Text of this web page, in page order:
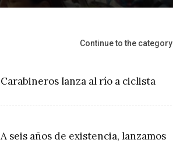
Continue to the category
Carabineros lanza al río a ciclista
A seis años de existencia, lanzamos